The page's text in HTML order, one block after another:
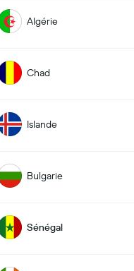
Algérie
Chad
Islande
Bulgarie
Sénégal